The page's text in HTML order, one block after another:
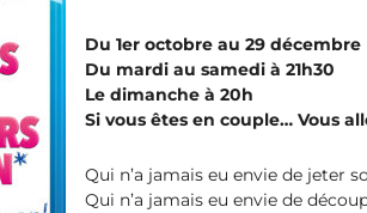
Du 1er octobre au 29 décembre
Du mardi au samedi à 21h30
Le dimanche à 20h
Si vous êtes en couple… Vous
Qui n’a jamais eu envie de jeter
Qui n’a jamais eu envie de